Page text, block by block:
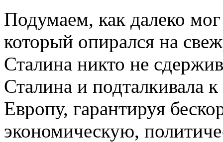
Подумаем, как далеко
который опирался на
Сталина никто не
Сталина и подталкивала
Европу, гарантируя
экономическую,